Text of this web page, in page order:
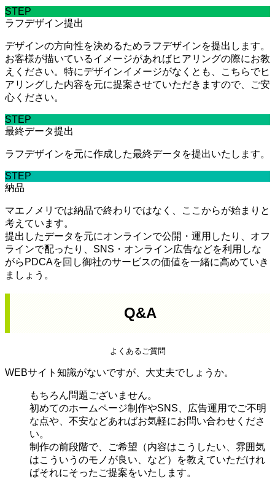
STEP
ラフデザイン提出
デザインの方向性を決めるためラフデザインを提出します。
お客様が描いているイメージがあればヒアリングの際にお教
えください。特にデザインイメージがなくとも、こちらでヒ
アリングした内容を元に提案させていただきますので、ご安
心ください。
STEP
最終データ提出
ラフデザインを元に作成した最終データを提出いたします。
STEP
納品
マエノメリでは納品で終わりではなく、ここからが始まりと
考えています。
提出したデータを元にオンラインで公開・運用したり、オフ
ラインで配ったり、SNS・オンライン広告などを利用しな
がらPDCAを回し御社のサービスの価値を一緒に高めていき
ましょう。
Q&A
よくあるご質問
WEBサイト知識がないですが、大丈夫でしょうか。
もちろん問題ございません。
初めてのホームページ制作やSNS、広告運用でご不明
な点や、不安などあればお気軽にお問い合わせくださ
い。
制作の前段階で、ご希望（内容はこうしたい、雰囲気
はこういうのモノが良い、など）を教えていただけれ
ばそれにそったご提案をいたします。